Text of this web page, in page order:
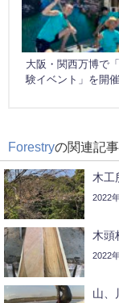
大阪・関西万博で
験イベント」を開
Forestryの関連記事
木工
2022
木頭
2022
山、